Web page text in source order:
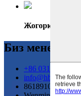
Жогорку
Биз менен
+86 0317 6856613
info@hbxinqi.cn
8618910654220